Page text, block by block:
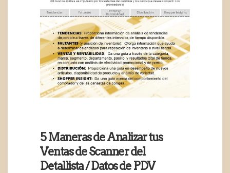
5 Maneras de Analizar tus
Ventas de Scanner del
Detallista / Datos de PDV